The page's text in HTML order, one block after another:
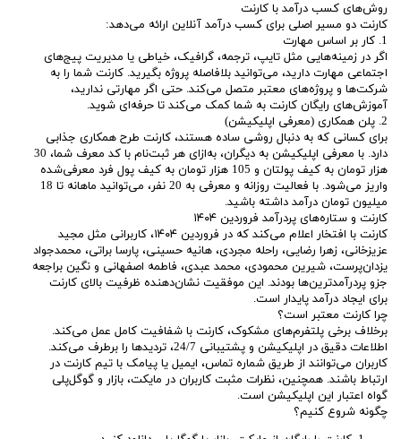
روش‌های کسب درآمد با کارنت
کارنت دو مسیر اصلی برای کسب درآمد آنلاین ارائه می‌دهد:
1. کار بر اساس مهارت
اگر در زمینه‌هایی مثل تایپ، ترجمه، گرافیک، خیاطی یا مدیریت پیج‌های
اجتماعی مهارت دارید، می‌توانید بلافاصله پروژه بگیرید. کارنت شما را به
شرکت‌ها و پروژه‌های معتبر متصل می‌کند. حتی اگر مهارتی ندارید،
آموزش‌های رایگان کارنت به شما کمک می‌کند تا حرفه‌ای شوید.
2. پلن همکاری (معرفی اپلیکیشن)
برای کسانی که به دنبال روشی ساده هستند، کارنت طرح همکاری جذابی
دارد. با معرفی اپلیکیشن به دیگران، به‌ازای هر ثبت‌نام با کد معرف شما، 30
هزار تومان به کیف پولتان و 105 هزار تومان به کیف پول فرد معرفی‌شده
واریز می‌شود. با فعالیت روزانه و معرفی به 20 نفر، می‌توانید ماهانه تا 18
میلیون تومان درآمد داشته باشید.
کارنت و ستاره‌های پردرآمد فروردین ۱۴۰۴
کارنت با افتخار اعلام می‌کند که در فروردین ۱۴۰۴، کاربرانی مثل مجید
عزیزخانی، زهرا رضایی، راحله مجردی، هانیه حسینی، پارسا براتی، محمدجواد
یزدان‌پرست، شیرین محمودی، محمد عبدی، فاطمه اصفهانی و نگین براجعه
جزو پردرآمدترین‌ها بودند. این موفقیت نشان‌دهنده ظرفیت بالای کارنت
برای ایجاد درآمد پایدار است.
چرا کارنت معتبر است؟
برخلاف برخی پلتفرم‌های مشکوک، کارنت با شفافیت کامل عمل می‌کند.
اطلاعات دقیق در اپلیکیشن و پشتیبانی 24/7، تردیدها را برطرف می‌کند.
کاربران می‌توانند از طریق شماره تماس، ایمیل یا پیامک با تیم کارنت در
ارتباط باشند. همچنین، نظرات مثبت کاربران در مایکت، بازار و گوگل‌پلی
گواه اعتبار این اپلیکیشن است.
چگونه شروع کنیم؟